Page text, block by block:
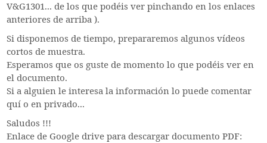
V&G1301... de los que podéis ver pinchando en los enlaces
anteriores de arriba ).
Si disponemos de tiempo, prepararemos algunos vídeos
cortos de muestra.
Esperamos que os guste de momento lo que podéis ver en
el documento.
Si a alguien le interesa la información lo puede comentar
quí o en privado...
Saludos !!!
Enlace de Google drive para descargar documento PDF: